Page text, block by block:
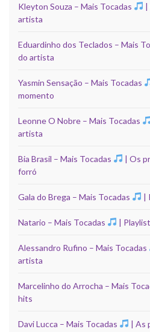
Kleyton Souza – Mais Tocadas
|
artista
Eduardinho dos Teclados – Mais
do artista
Yasmin Sensação – Mais Tocadas
momento
Leonne O Nobre – Mais Tocadas
artista
Bia Brasil – Mais Tocadas
| Os
forró
Gala do Brega – Mais Tocadas |
Natario – Mais Tocadas |
Alessandro Rufino – Mais Tocadas
artista
Marcelinho do Arrocha – Mais
hits
Davi Lucca – Mais Tocadas | As